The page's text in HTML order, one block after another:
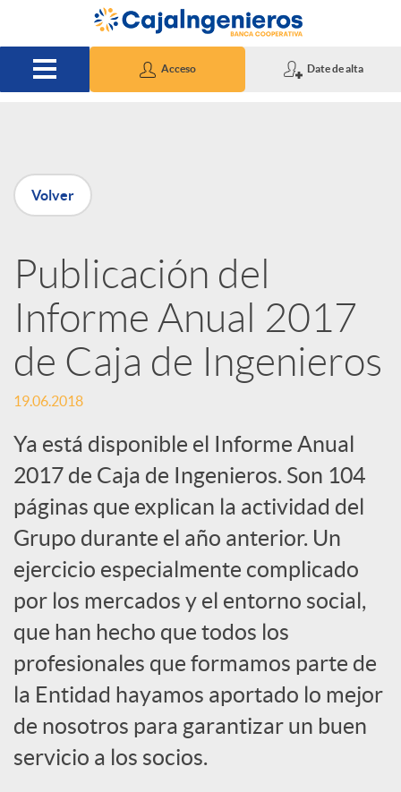
Saltar al contenido principal
Acceso Date de alta
P
u
b
l
i
c
a
d
o
r
d
Volver
Publicación del
Informe Anual 2017
de Caja de Ingenieros
19.06.2018
Ya está disponible el Informe Anual
2017 de Caja de Ingenieros. Son 104
páginas que explican la actividad del
Grupo durante el año anterior. Un
ejercicio especialmente complicado
por los mercados y el entorno social,
que han hecho que todos los
profesionales que formamos parte de
la Entidad hayamos aportado lo mejor
de nosotros para garantizar un buen
servicio a los socios.